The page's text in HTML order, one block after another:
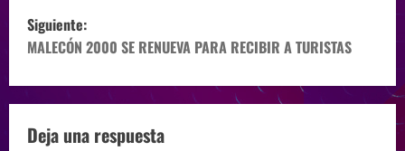
Siguiente:
MALECÓN 2000 SE RENUEVA PARA RECIBIR A TURISTAS
Deja una respuesta